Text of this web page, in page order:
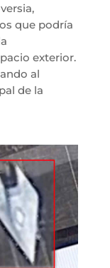
que podría
exterior.
al
de la